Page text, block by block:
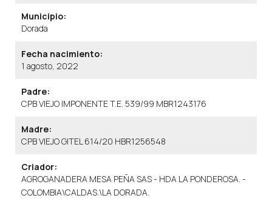
Municipio:
Dorada
Fecha nacimiento:
1 agosto, 2022
Padre:
CPB VIEJO IMPONENTE T.E. 539/99 MBR1243176
Madre:
CPB VIEJO GITEL 614/20 HBR1256548
Criador:
AGROGANADERA MESA PEÑA SAS - HDA LA PONDEROSA. -
COLOMBIA\CALDAS.\LA DORADA.